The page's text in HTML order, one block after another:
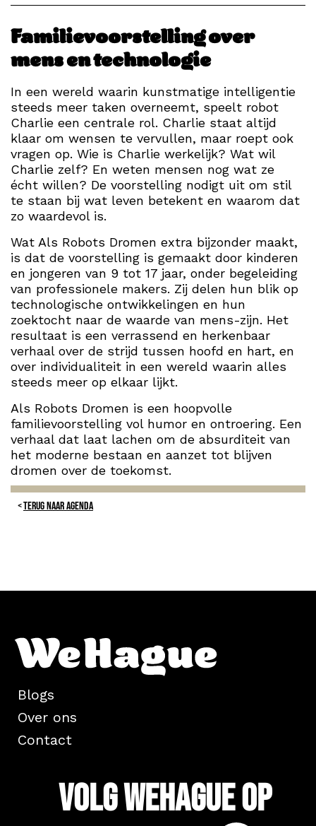
Familievoorstelling over
mens en technologie
In een wereld waarin kunstmatige intelligentie
steeds meer taken overneemt, speelt robot
Charlie een centrale rol. Charlie staat altijd
klaar om wensen te vervullen, maar roept ook
vragen op. Wie is Charlie werkelijk? Wat wil
Charlie zelf? En weten mensen nog wat ze
écht willen? De voorstelling nodigt uit om stil
te staan bij wat leven betekent en waarom dat
zo waardevol is.
Wat Als Robots Dromen extra bijzonder maakt,
is dat de voorstelling is gemaakt door kinderen
en jongeren van 9 tot 17 jaar, onder begeleiding
van professionele makers. Zij delen hun blik op
technologische ontwikkelingen en hun
zoektocht naar de waarde van mens-zijn. Het
resultaat is een verrassend en herkenbaar
verhaal over de strijd tussen hoofd en hart, en
over individualiteit in een wereld waarin alles
steeds meer op elkaar lijkt.
Als Robots Dromen is een hoopvolle
familievoorstelling vol humor en ontroering. Een
verhaal dat laat lachen om de absurditeit van
het moderne bestaan en aanzet tot blijven
dromen over de toekomst.
TERUG NAAR AGENDA
Blogs
Over ons
Contact
Volg WeHague op